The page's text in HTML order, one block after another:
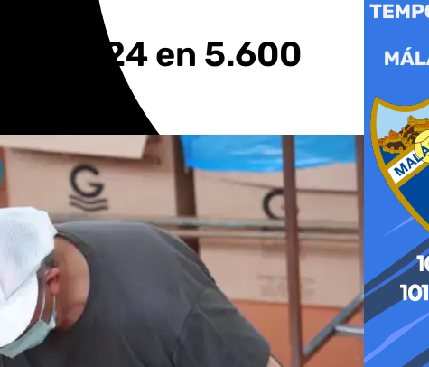
2024 en 5.600